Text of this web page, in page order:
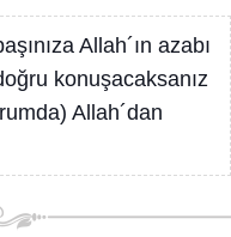
Allah´ın azabı
konuşacaksanız
Allah´dan